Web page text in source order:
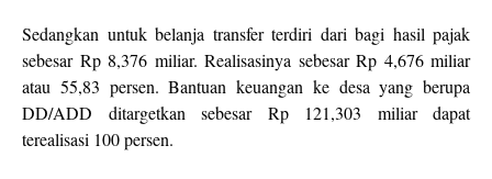
Sedangkan untuk belanja transfer terdiri dari bagi hasil pajak
sebesar Rp 8,376 miliar. Realisasinya sebesar Rp 4,676 miliar
atau 55,83 persen. Bantuan keuangan ke desa yang berupa
DD/ADD ditargetkan sebesar Rp 121,303 miliar dapat
terealisasi 100 persen.